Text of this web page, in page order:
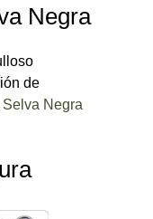
Negra
de
Negra